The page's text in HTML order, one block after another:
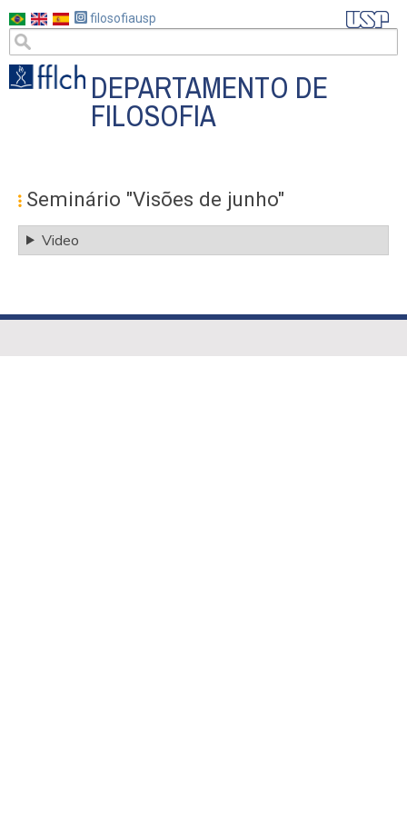
al
contenido
principal
filosofiausp
DEPARTAMENTO DE
FILOSOFIA
ES Seminário "Visões de junho"
Video